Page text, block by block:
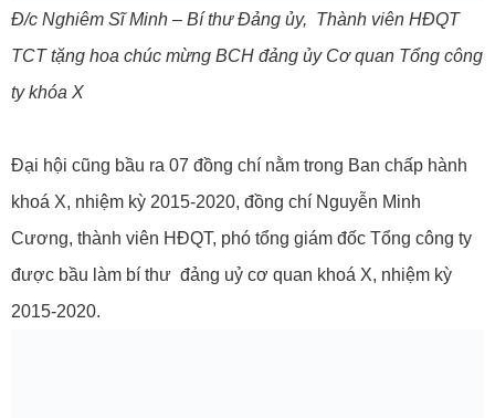
Đ/c Nghiêm Sĩ Minh – Bí thư Đảng ủy, Thành viên HĐQT
TCT tặng hoa chúc mừng BCH đảng ủy Cơ quan Tổng công
ty khóa X
Đại hội cũng bầu ra 07 đồng chí nằm trong Ban chấp hành
khoá X, nhiệm kỳ 2015-2020, đồng chí Nguyễn Minh
Cương, thành viên HĐQT, phó tổng giám đốc Tổng công ty
được bầu làm bí thư đảng uỷ cơ quan khoá X, nhiệm kỳ
2015-2020.